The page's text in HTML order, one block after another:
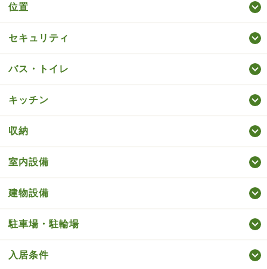
位置
セキュリティ
バス・トイレ
キッチン
収納
室内設備
建物設備
駐車場・駐輪場
入居条件